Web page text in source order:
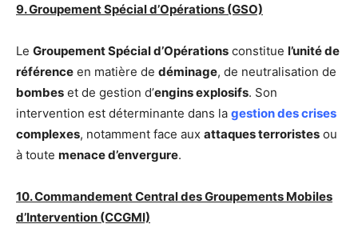
9. Groupement Spécial d’Opérations (GSO)
Le Groupement Spécial d’Opérations constitue l’unité de
référence en matière de déminage, de neutralisation de
bombes et de gestion d’engins explosifs. Son
intervention est déterminante dans la gestion des crises
complexes, notamment face aux attaques terroristes ou
à toute menace d’envergure.
10. Commandement Central des Groupements Mobiles
d’Intervention (CCGMI)